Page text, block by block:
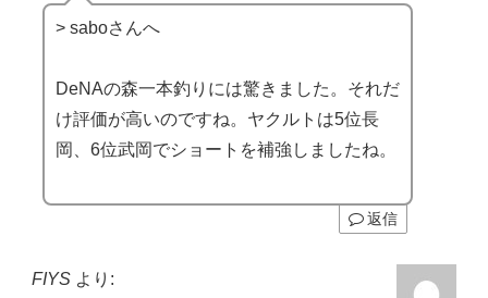
> saboさんへ
DeNAの森一本釣りには驚きました。それだ
け評価が高いのですね。ヤクルトは5位長
岡、6位武岡でショートを補強しましたね。
返信
FIYS より: